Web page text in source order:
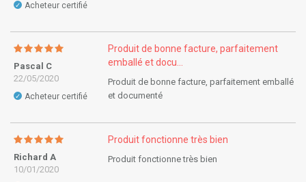
✓ Acheteur certifié
Pascal C
22/05/2020
✓ Acheteur certifié
Produit de bonne facture, parfaitement
emballé et docu...
Produit de bonne facture, parfaitement emballé
et documenté
Richard A
10/01/2020
Produit fonctionne très bien
Produit fonctionne très bien